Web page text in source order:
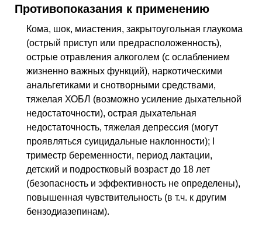
Противопоказания к применению
Кома, шок, миастения, закрытоугольная глаукома
(острый приступ или предрасположенность),
острые отравления алкоголем (с ослаблением
жизненно важных функций), наркотическими
анальгетиками и снотворными средствами,
тяжелая ХОБЛ (возможно усиление дыхательной
недостаточности), острая дыхательная
недостаточность, тяжелая депрессия (могут
проявляться суицидальные наклонности); I
триместр беременности, период лактации,
детский и подростковый возраст до 18 лет
(безопасность и эффективность не определены),
повышенная чувствительность (в т.ч. к другим
бензодиазепинам).